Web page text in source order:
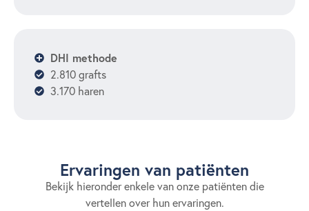
DHI methode
2.810 grafts
3.170 haren
Ervaringen van patiënten​
Bekijk hieronder enkele van onze patiënten die
vertellen over hun ervaringen.